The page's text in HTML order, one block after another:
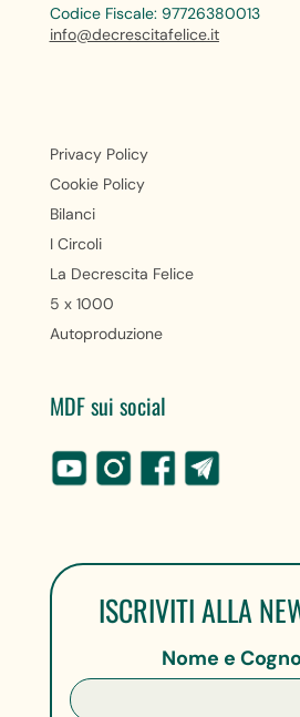
Codice Fiscale: 97726380013
info@decrescitafelice.it
Privacy Policy
Cookie Policy
Bilanci
I Circoli
La Decrescita Felice
5 x 1000
Autoproduzione
MDF sui social
ISCRIVITI ALLA
Nome e